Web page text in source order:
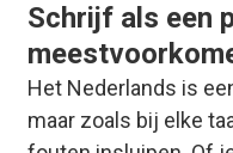
Schrijf als een
Het Nederlands is
maar zoals bij elke